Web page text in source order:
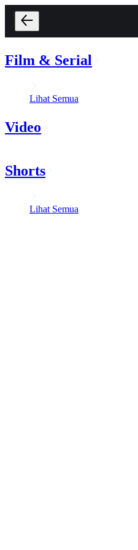
Film & Serial
Lihat Semua
Video
Shorts
Lihat Semua